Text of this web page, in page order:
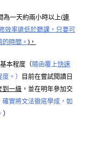
為一天約兩小時以上(連
效率遠低於聽課，只要可
時間。 )，
本程度（隨函覆上快速
。）
目前在嘗試閱讀日
到一級 ，並在明年參加交
確實將文法徹底學成，如
）